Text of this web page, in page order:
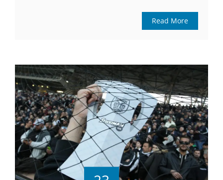
Read More